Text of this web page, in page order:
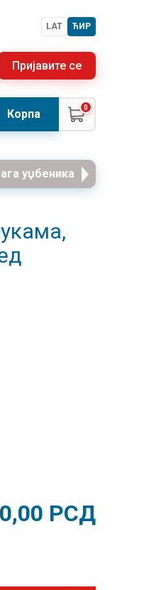
LAT ЋИР
Пријавите се
Корпа 0
уџбеника
РСД